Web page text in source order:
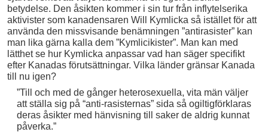
betydelse. Den åsikten kommer i sin tur från inflytelserika
aktivister som kanadensaren Will Kymlicka så istället för att
använda den missvisande benämningen ”antirasister” kan
man lika gärna kalla dem ”Kymlicikister”. Man kan med
lätthet se hur Kymlicka anpassar vad han säger specifikt
efter Kanadas förutsättningar. Vilka länder gränsar Kanada
till nu igen?
”Till och med de gånger heterosexuella, vita män väljer
att ställa sig på “anti-rasisternas” sida så ogiltigförklaras
deras åsikter med hänvisning till saker de aldrig kunnat
påverka.”